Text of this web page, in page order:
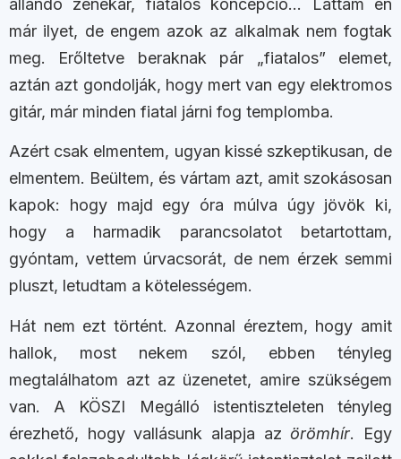
állandó zenekar, fiatalos koncepció… Láttam én
már ilyet, de engem azok az alkalmak nem fogtak
meg. Erőltetve beraknak pár „fiatalos” elemet,
aztán azt gondolják, hogy mert van egy elektromos
gitár, már minden fiatal járni fog templomba.
Azért csak elmentem, ugyan kissé szkeptikusan, de
elmentem. Beültem, és vártam azt, amit szokásosan
kapok: hogy majd egy óra múlva úgy jövök ki,
hogy a harmadik parancsolatot betartottam,
gyóntam, vettem úrvacsorát, de nem érzek semmi
pluszt, letudtam a kötelességem.
Hát nem ezt történt. Azonnal éreztem, hogy amit
hallok, most nekem szól, ebben tényleg
megtalálhatom azt az üzenetet, amire szükségem
van. A KÖSZI Megálló istentiszteleten tényleg
érezhető, hogy vallásunk alapja azörömhír. Egy